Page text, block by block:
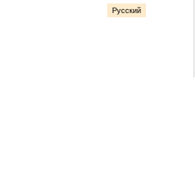
Русский